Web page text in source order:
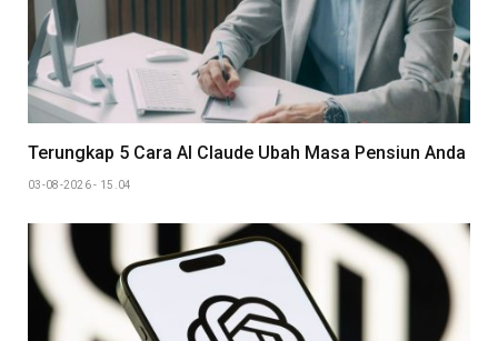
Terungkap 5 Cara AI Claude Ubah Masa Pensiun Anda
03-08-2026 - 15.04